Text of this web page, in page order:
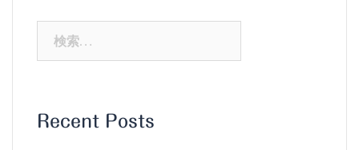
ン
Recent Posts